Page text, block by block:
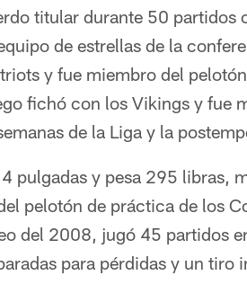
titular durante 50 partidos
de estrellas de la
y fue miembro del
fichó con los Vikings y fue
de la Liga y la
pulgadas y pesa 295 libras,
pelotón de práctica de los
del 2008, jugó 45 partidos
para pérdidas y un tiro